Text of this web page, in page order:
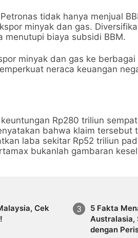
tidak hanya menjual
minyak dan gas.
menutupi biaya subsidi BBM.
minyak dan gas ke berbagai
neraca keuangan
Rp280 triliun
bahwa klaim tersebut
laba sekitar Rp52 triliun
bukanlah gambaran
Cek
5 Fakta
Australasia,
dengan